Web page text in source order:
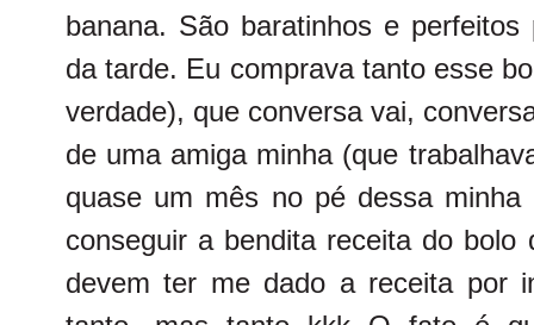
banana. São baratinhos e
da tarde. Eu comprava tanto esse
verdade), que conversa vai,
de uma amiga minha (que
quase um mês no pé dessa
conseguir a bendita receita do bolo
devem ter me dado a receita por